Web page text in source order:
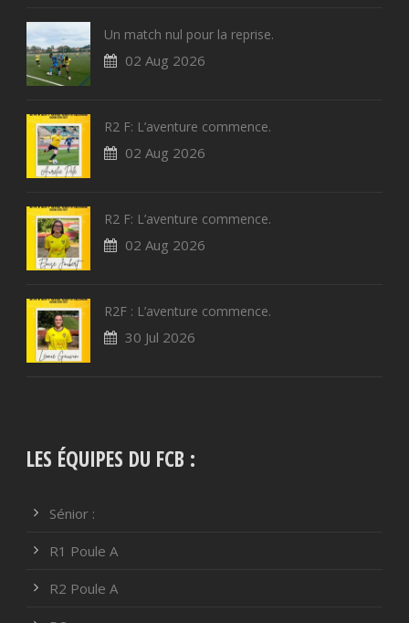
Un match nul pour la reprise.
02 Aug 2026
R2 F: L’aventure commence.
02 Aug 2026
R2 F: L’aventure commence.
02 Aug 2026
R2F : L’aventure commence.
30 Jul 2026
LES ÉQUIPES DU FCB :
Sénior :
R1 Poule A
R2 Poule A